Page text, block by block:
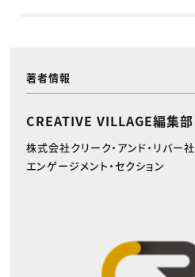
著者情報
CREATIVE VILLAGE編集部
株式会社クリーク・アンド・リバー社
エンゲージメント・セクション